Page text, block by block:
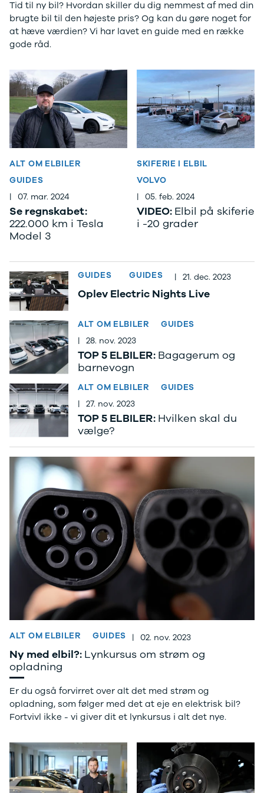
Privatleasing
Tilbud
7GT
Modeller
Privatleasing
Tilbud
7X
Modeller
Anmeldelser
Privatleasing
Tilbud
001
Modeller
Privatleasing
Tilbud
Polestar
2
Privatleasing
Tilbud
3
Modeller
Anmeldelser
Privatleasing
Tilbud
4
Modeller
Anmeldelser
Privatleasing
Tilbud
5
Modeller
Anmeldelser
Privatleasing
Tilbud
Mazda
6e
Modeller
Anmeldelser
Privatleasing
Tilbud
CX-6e
Modeller
Anmeldelser
Privatleasing
Tilbud
Modeller
Anmeldelser
Tilbud
Mazda-3
Modeller
Privatleasing
Tilbud
CX-30
Anmeldelser
Se alle
Hyundai
Elbil
Ioniq 6
Kona
i10
i20
i30
Tucson
Santa Fe
Se alle Iveco
Se alle Kia
Elbil
EV4
EV6
Niro
Picanto
Ceed
Rio
Optima
Sportage
Stonic
Venga
XCeed
ProCeed
Land Rover
Se alle Land
Rover
Range Rover
Sport
Lexus
Se alle Lexus
CT200h
Mazda
Se alle
SUV
CX-30
3
6
MX-30
CX-60
Mercedes
Se alle
Mercedes
ALT OM ELBILER
GUIDES
| 07. mar. 2024
Se regnskabet:
222.000 km i Tesla
Model 3
Tid til ny bil? Hvordan skiller du dig nemmest af med din
brugte bil til den højeste pris? Og kan du gøre noget for
at hæve værdien? Vi har lavet en guide med en række
gode råd.
SKIFERIE I ELBIL
VOLVO
| 05. feb. 2024
VIDEO: Elbil på skiferie
i -20 grader
GUIDES GUIDES | 21. dec. 2023
Oplev Electric Nights Live
ALT OM ELBILER
GUIDES
| 28. nov. 2023
TOP 5 ELBILER: Bagagerum og
barnevogn
ALT OM ELBILER
GUIDES
| 27. nov. 2023
TOP 5 ELBILER: Hvilken skal du
vælge?
ALT OM ELBILER GUIDES | 02. nov. 2023
Ny med elbil?: Lynkursus om strøm og
opladning
Er du også forvirret over alt det med strøm og
opladning, som følger med det at eje en elektrisk bil?
Fortvivl ikke - vi giver dit et lynkursus i alt det nye.